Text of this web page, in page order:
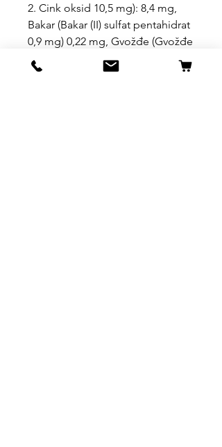
2. Cink oksid 10,5 mg): 8,4 mg,
Bakar (Bakar (II) sulfat pentahidrat
0,9 mg) 0,22 mg, Gvožđe (Gvožđe
(II) sulfat monohidrat 7,5 mg) 2,46
mg, Jod (Kalcijum jodat